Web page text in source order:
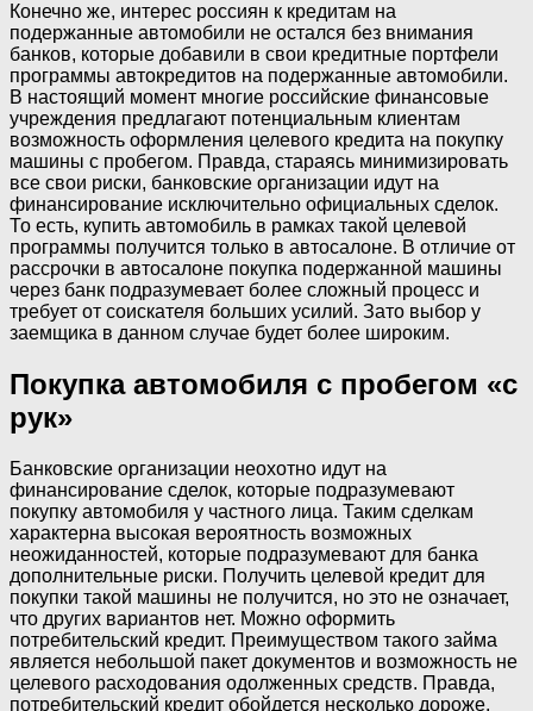
Конечно же, интерес россиян к кредитам на
подержанные автомобили не остался без внимания
банков, которые добавили в свои кредитные портфели
программы автокредитов на подержанные автомобили.
В настоящий момент многие российские финансовые
учреждения предлагают потенциальным клиентам
возможность оформления целевого кредита на покупку
машины с пробегом. Правда, стараясь минимизировать
все свои риски, банковские организации идут на
финансирование исключительно официальных сделок.
То есть, купить автомобиль в рамках такой целевой
программы получится только в автосалоне. В отличие от
рассрочки в автосалоне покупка подержанной машины
через банк подразумевает более сложный процесс и
требует от соискателя больших усилий. Зато выбор у
заемщика в данном случае будет более широким.
Покупка автомобиля с пробегом «с
рук»
Банковские организации неохотно идут на
финансирование сделок, которые подразумевают
покупку автомобиля у частного лица. Таким сделкам
характерна высокая вероятность возможных
неожиданностей, которые подразумевают для банка
дополнительные риски. Получить целевой кредит для
покупки такой машины не получится, но это не означает,
что других вариантов нет. Можно оформить
потребительский кредит. Преимуществом такого займа
является небольшой пакет документов и возможность не
целевого расходования одолженных средств. Правда,
потребительский кредит обойдется несколько дороже,